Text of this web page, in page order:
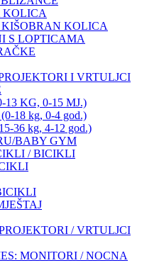
KOLICA
KIŠOBRAN KOLICA
S LOPTICAMA
I VRTULJCI
13 KG, 0-15 MJ.)
18 kg, 0-4 god.)
36 kg, 4-12 god.)
BABY GYM
/ BICIKLI
/ VRTULJCI
MONITORI / NOCNA